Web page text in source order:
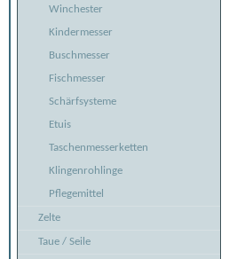
Winchester
Kindermesser
Buschmesser
Fischmesser
Schärfsysteme
Etuis
Taschenmesserketten
Klingenrohlinge
Pflegemittel
Zelte
Taue / Seile